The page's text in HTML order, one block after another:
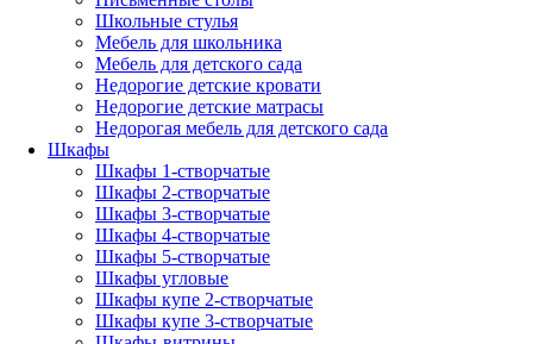
Школьные стулья
Мебель для школьника
Мебель для детского сада
Недорогие детские кровати
Недорогие детские матрасы
Недорогая мебель для детского сада
Шкафы
Шкафы 1-створчатые
Шкафы 2-створчатые
Шкафы 3-створчатые
Шкафы 4-створчатые
Шкафы 5-створчатые
Шкафы угловые
Шкафы купе 2-створчатые
Шкафы купе 3-створчатые